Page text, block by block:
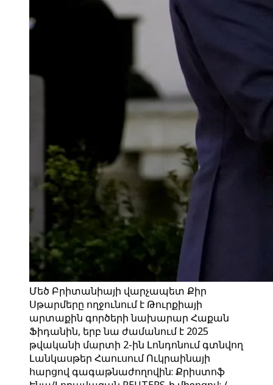
Մեծ Բրիտանիայի վարչապետ Քիր
Սթարմերը ողջունում է Թուրքիայի
արտաքին գործերի նախարար Հաքան
Ֆիդանին, երբ նա ժամանում է 2025
թվականի մարտի 2-ին Լոնդոնում գտնվող
Լանկասթեր Հաուսում Ուկրաինայի
հարցով գագաթնաժողովին: Քրիստոֆ